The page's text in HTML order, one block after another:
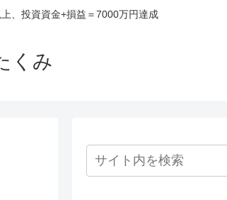
、投資資金+損益＝7000万円達成
くみ